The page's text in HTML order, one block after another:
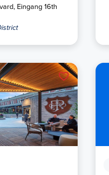
Eingang 16th